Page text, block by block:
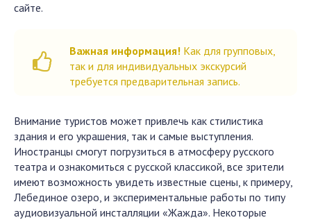
сайте.
Важная информация! Как для групповых,
так и для индивидуальных экскурсий
требуется предварительная запись.
Внимание туристов может привлечь как стилистика
здания и его украшения, так и самые выступления.
Иностранцы смогут погрузиться в атмосферу русского
театра и ознакомиться с русской классикой, все зрители
имеют возможность увидеть известные сцены, к примеру,
Лебединое озеро, и экспериментальные работы по типу
аудиовизуальной инсталляции «Жажда». Некоторые